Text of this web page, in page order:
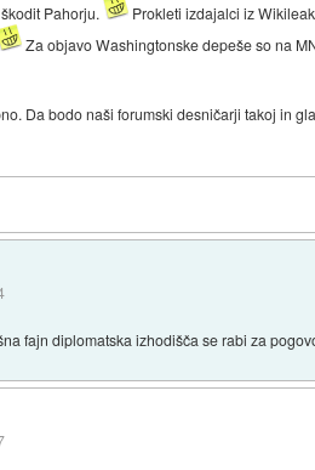
Pahorju. Prokleti izdajalci iz
Za objavo Washingtonske depeše so na
Da bodo naši forumski desničarji takoj in
fajn diplomatska izhodišča se rabi za